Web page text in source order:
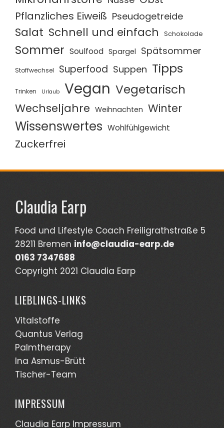
Pflanzliches Eiweiß Pseudogetreide
Salat Schnell und einfach Schokolade
Sommer Soulfood Spargel Spätsommer
Stoffwechsel Superfood Suppen Tipps
Trinken Urlaub Vegan Vegetarisch
Wechseljahre Weihnachten Winter
Wissenswertes Wohlfühlgewicht
Zuckerfrei
Claudia Earp
Food und Lifestyle Coach Freiligrathstraße 5
28211 Bremen info@claudia-earp.de
0163 7347688
Copyright 2021 Claudia Earp
LIEBLINGS-LINKS
Vitalstoffe
Quantus Verlag
Palmtherapy
Ina Asmus-Brütt
Tischer-Team
IMPRESSUM
Claudia Earp Impressum